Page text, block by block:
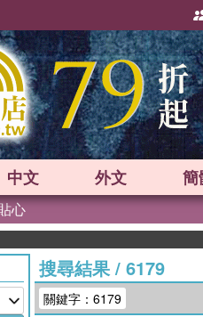
中文 外文 簡
心
搜尋結果/ 6179
關鍵字：6179